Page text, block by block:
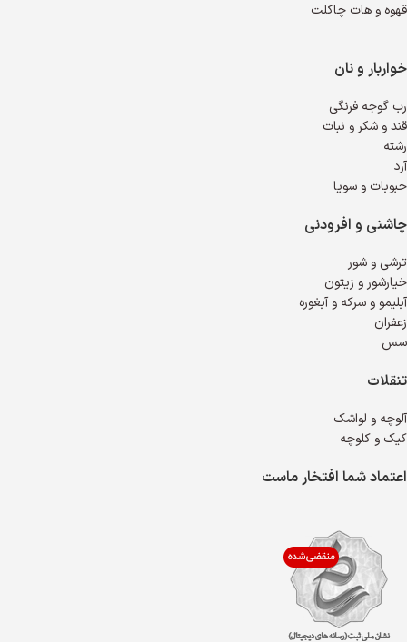
قهوه و هات چاکلت
خواربار و نان
رب گوجه فرنگی
قند و شکر و نبات
رشته
آرد
حبوبات و سویا
چاشنی و افرودنی
ترشی و شور
خیارشور و زیتون
آبلیمو و سرکه و آبغوره
زعفران
سس
تنقلات
آلوچه و لواشک
کیک و کلوچه
اعتماد شما افتخار ماست